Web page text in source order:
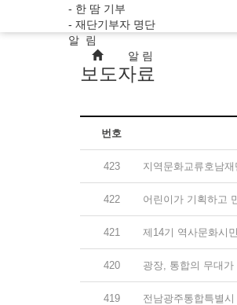
- 한 땀 기부
- 재단기부자 명단
알 림
알 림
보도자료
번호
423 지역문화교류호남
422 어린이가 기획하고
421 제14기 역사문화시
420 광장, 통합의 무대가
419 전남광주통합특별